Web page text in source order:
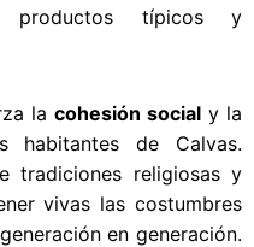
productos típicos y
la cohesión social y la
de Calvas.
tradiciones religiosas y
vivas las costumbres
en generación.